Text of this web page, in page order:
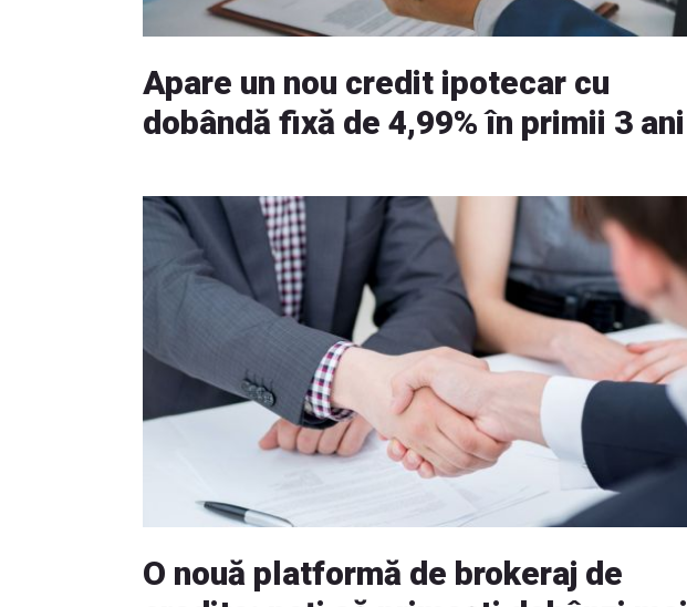
Apare un nou credit ipotecar cu
dobândă fixă de 4,99% în primii 3 ani
O nouă platformă de brokeraj de